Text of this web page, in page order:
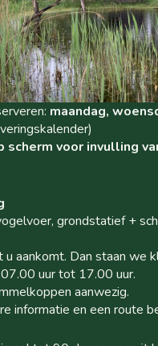
maandag,
voor invulling
grondstatief +
aankomt. Dan staan we
uur tot 17.00 uur.
aanwezig.
informatie en een route